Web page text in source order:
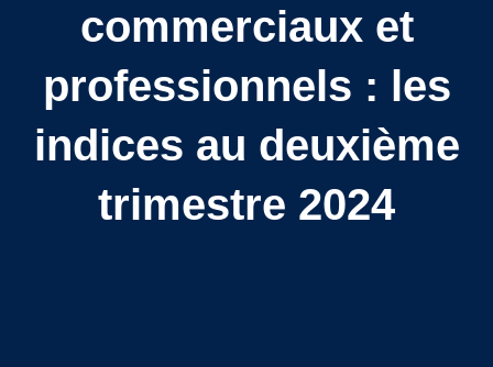
commerciaux et
professionnels : les
indices au deuxième
trimestre 2024